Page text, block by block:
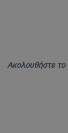
Ακολουθήστε το